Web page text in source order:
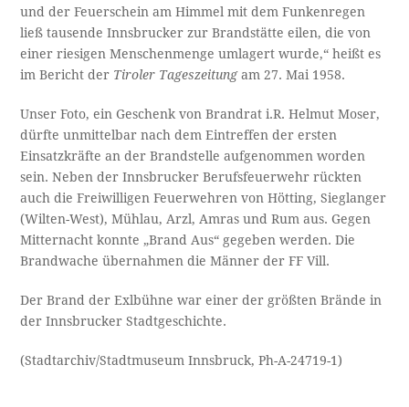
und der Feuerschein am Himmel mit dem Funkenregen
ließ tausende Innsbrucker zur Brandstätte eilen, die von
einer riesigen Menschenmenge umlagert wurde,“ heißt es
im Bericht der Tiroler Tageszeitungam 27. Mai 1958.
Unser Foto, ein Geschenk von Brandrat i.R. Helmut Moser,
dürfte unmittelbar nach dem Eintreffen der ersten
Einsatzkräfte an der Brandstelle aufgenommen worden
sein. Neben der Innsbrucker Berufsfeuerwehr rückten
auch die Freiwilligen Feuerwehren von Hötting, Sieglanger
(Wilten-West), Mühlau, Arzl, Amras und Rum aus. Gegen
Mitternacht konnte „Brand Aus“ gegeben werden. Die
Brandwache übernahmen die Männer der FF Vill.
Der Brand der Exlbühne war einer der größten Brände in
der Innsbrucker Stadtgeschichte.
(Stadtarchiv/Stadtmuseum Innsbruck, Ph-A-24719-1)